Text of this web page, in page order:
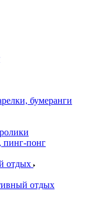
бумеранги
пинг-понг
отдых
отдых